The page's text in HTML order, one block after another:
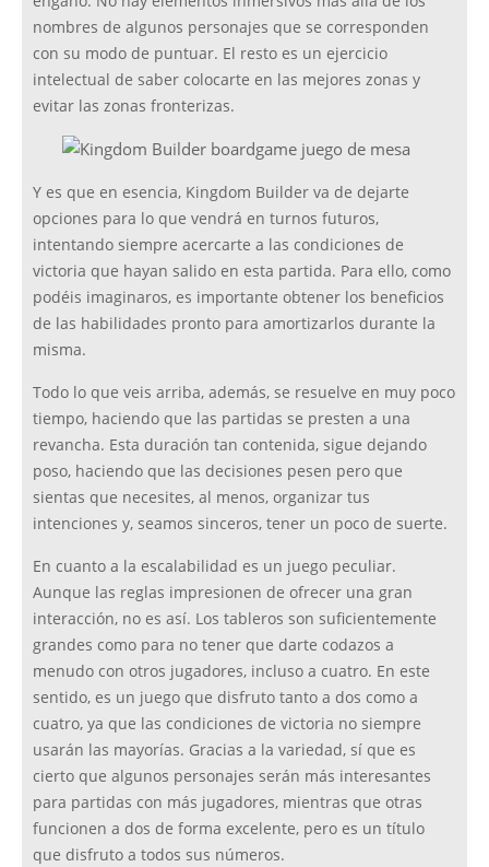
nombres de algunos personajes que se corresponden
con su modo de puntuar. El resto es un ejercicio
intelectual de saber colocarte en las mejores zonas y
evitar las zonas fronterizas.
Y es que en esencia, Kingdom Builder va de dejarte
opciones para lo que vendrá en turnos futuros,
intentando siempre acercarte a las condiciones de
victoria que hayan salido en esta partida. Para ello, como
podéis imaginaros, es importante obtener los beneficios
de las habilidades pronto para amortizarlos durante la
misma.
Todo lo que veis arriba, además, se resuelve en muy poco
tiempo, haciendo que las partidas se presten a una
revancha. Esta duración tan contenida, sigue dejando
poso, haciendo que las decisiones pesen pero que
sientas que necesites, al menos, organizar tus
intenciones y, seamos sinceros, tener un poco de suerte.
En cuanto a la escalabilidad es un juego peculiar.
Aunque las reglas impresionen de ofrecer una gran
interacción, no es así. Los tableros son suficientemente
grandes como para no tener que darte codazos a
menudo con otros jugadores, incluso a cuatro. En este
sentido, es un juego que disfruto tanto a dos como a
cuatro, ya que las condiciones de victoria no siempre
usarán las mayorías. Gracias a la variedad, sí que es
cierto que algunos personajes serán más interesantes
para partidas con más jugadores, mientras que otras
funcionen a dos de forma excelente, pero es un título
que disfruto a todos sus números.